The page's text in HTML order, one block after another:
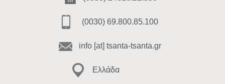
(0030) 69.800.85.100
info [at] tsanta-tsanta.gr
Ελλάδα